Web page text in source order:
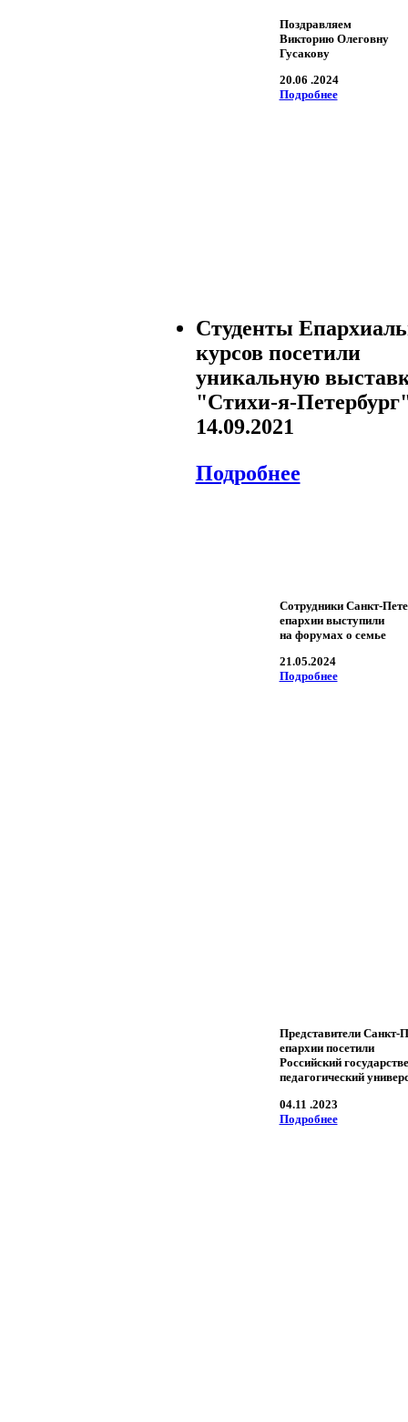
Студенты
курсов посетили
уникальную
"Стихи-я-
14.09.2021
Подробнее
Поздравляем
Викторию Олеговну
Гусакову
20.06 .2024
Подробнее
Сотрудники Санкт-
епархии выступили
на форумах о семье
21.05.2024
Подробнее
Представители Санкт-
епархии посетили
Российский
педагогический
04.11 .2023
Подробнее